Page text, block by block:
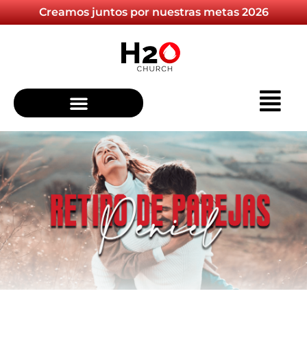
Creamos juntos por nuestras metas 2026